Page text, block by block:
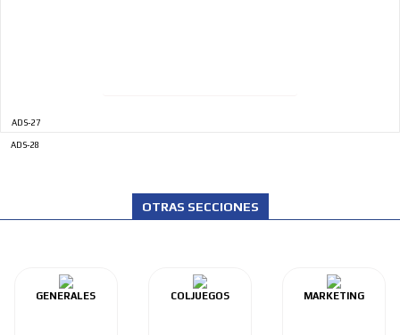
ADS-27
ADS-28
OTRAS SECCIONES
GENERALES COLJUEGOS MARKETING